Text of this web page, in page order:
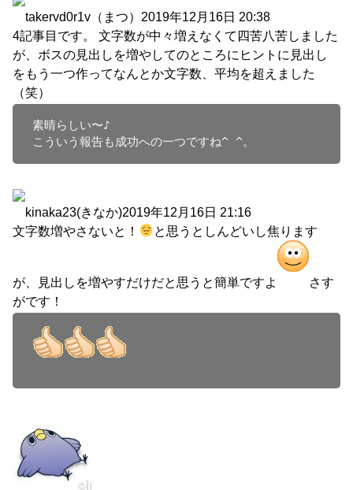
takervd0r1v（まつ） 2019年12月16日 20:38
4記事目です。 文字数が中々増えなくて四苦八苦しました
が、ボスの見出しを増やしてのところにヒントに見出し
をもう一つ作ってなんとか文字数、平均を超えました
（笑）
素晴らしい〜♪
こういう報告も成功への一つですね^ ^。
kinaka23(きなか)2019年12月16日 21:16
文字数増やさないと！
と思うとしんどいし焦ります
が、見出しを増やすだけだと思うと簡単ですよ
さす
がです！